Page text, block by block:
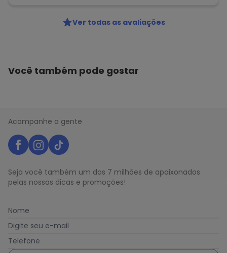
Ver todas as avaliações
Você também pode gostar
Acompanhe a gente
Seja você também um dos 7 milhões de apaixonados
pelas nossas dicas e promoções!
Nome
Digite seu e-mail
Telefone